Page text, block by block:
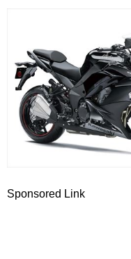
Sponsored Link